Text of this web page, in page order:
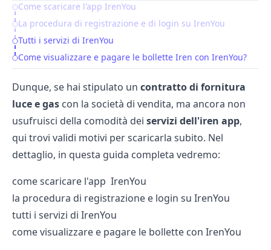
Table of Contents
Come scaricare l'app IrenYou
La procedura di registrazione e di login su IrenYou
Tutti i servizi di IrenYou
Come visualizzare e pagare le bollette Iren con IrenYou?
Dunque, se hai stipulato un contrattodi fornitura
luceegas con la società di vendita, ma ancora non
usufruisci della comodità dei servizi dell'iren app,
qui trovi validi motivi per scaricarla subito. Nel
dettaglio, in questa guida completa vedremo:
come scaricare l'app IrenYou
la procedura di registrazione e login su IrenYou
tutti i servizi di IrenYou
come visualizzare e pagare le bollette con IrenYou